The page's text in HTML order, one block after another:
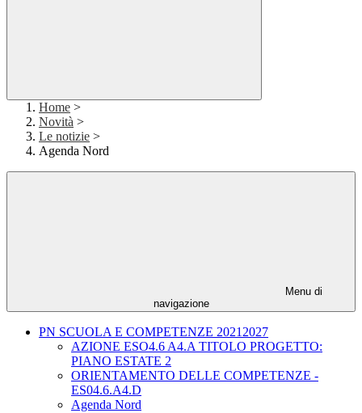
Home >
Novità >
Le notizie >
Agenda Nord
Menu di
navigazione
PN SCUOLA E COMPETENZE 20212027
AZIONE ESO4.6 A4.A TITOLO PROGETTO:
PIANO ESTATE 2
ORIENTAMENTO DELLE COMPETENZE -
ES04.6.A4.D
Agenda Nord